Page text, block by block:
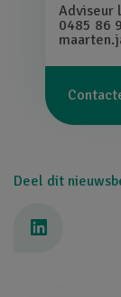
Adviseur
0485 86
Deel dit